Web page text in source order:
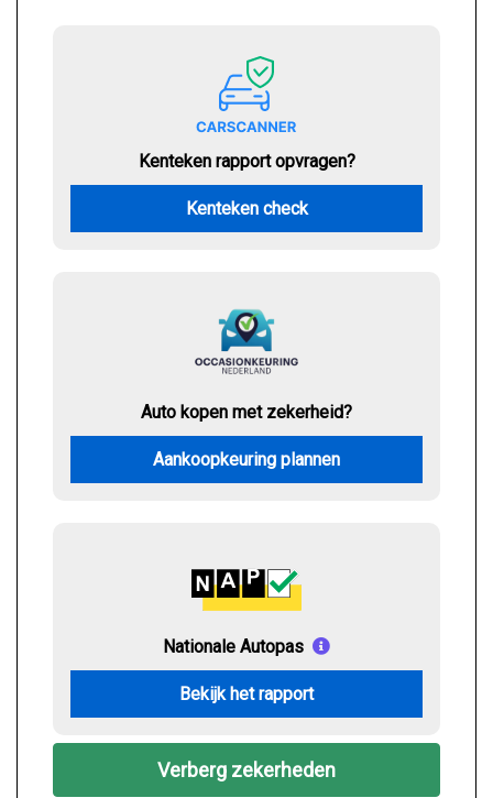
Kenteken rapport opvragen?
Kenteken check
Auto kopen met zekerheid?
Aankoopkeuring plannen
Nationale Autopas
Bekijk het rapport
Verberg zekerheden